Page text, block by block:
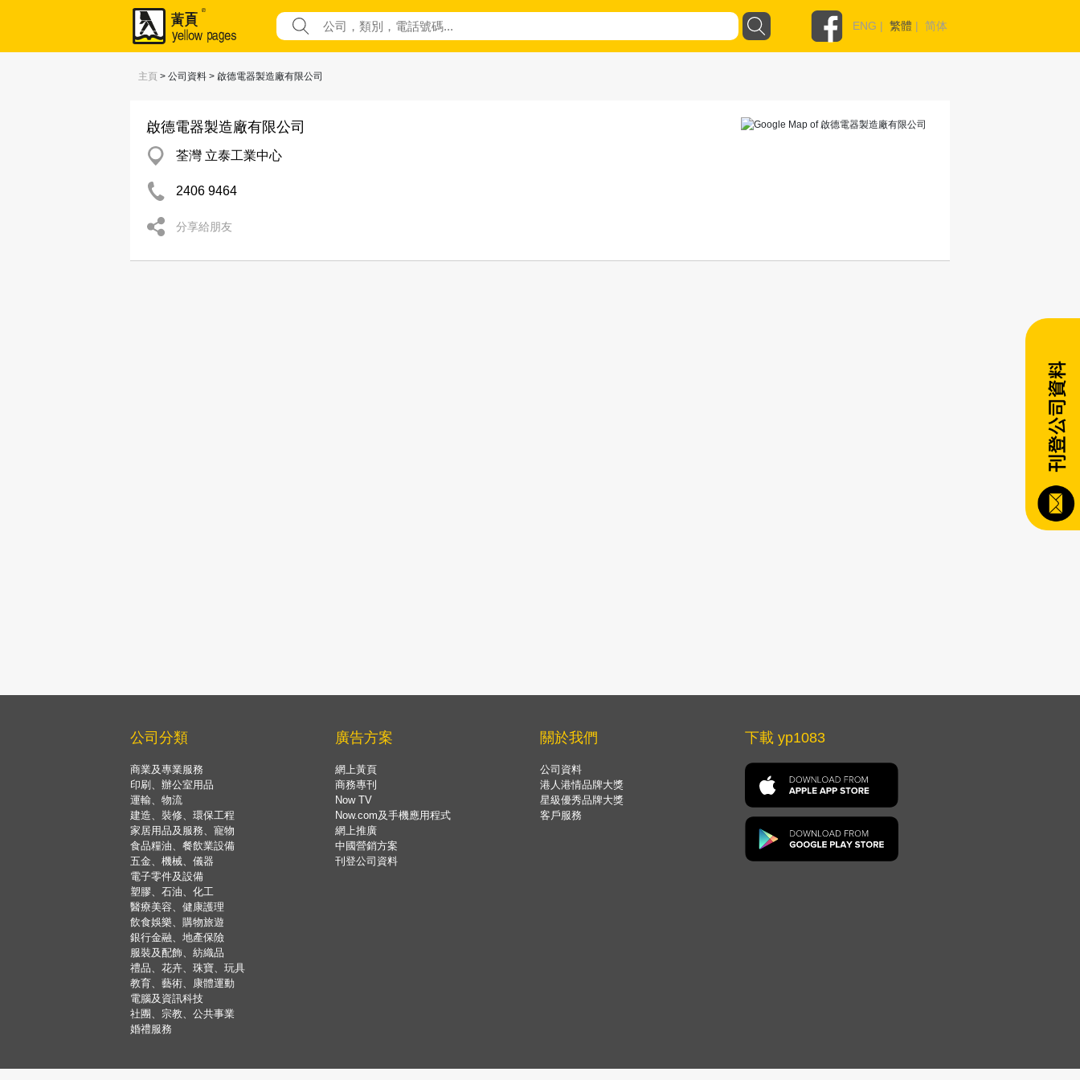
ENG | 繁體 | 简体
主頁 > 公司資料 > 啟德電器製造廠有限公司
啟德電器製造廠有限公司
荃灣 立泰工業中心
2406 9464
分享給朋友
公司分類
商業及專業服務
印刷、辦公室用品
運輸、物流
建造、裝修、環保工程
家居用品及服務、寵物
食品糧油、餐飲業設備
五金、機械、儀器
電子零件及設備
塑膠、石油、化工
醫療美容、健康護理
飲食娛樂、購物旅遊
銀行金融、地產保險
服裝及配飾、紡織品
禮品、花卉、珠寶、玩具
教育、藝術、康體運動
電腦及資訊科技
社團、宗教、公共事業
婚禮服務
廣告方案
網上黃頁
商務專刊
Now TV
Now.com及手機應用程式
網上推廣
中國營銷方案
刊登公司資料
關於我們
公司資料
港人港情品牌大獎
星級優秀品牌大獎
客戶服務
下載 yp1083